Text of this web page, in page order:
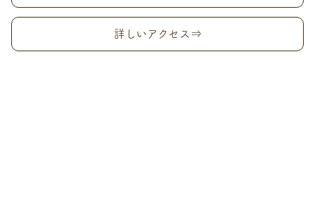
詳しいアクセス⇒